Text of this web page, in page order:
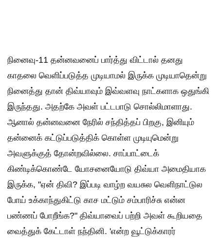
நினைவு-11 தன்னவனைப் பார்த்து விட்டால் தனது
காதலை வெளிப்படுத்த முடியாமல் இருக்க முடியாதென்று
நினைத்து தான் திவ்யாவும் இவ்வளவு நாட்களாக ஒதுங்கி
இருந்தது. அதற்கே அவள் பட்டபாடு சொல்லிமாளாது.
ஆனால் தன்னவனை நேரில் சந்தித்தப் பிறகு, இனியும்
தன்னைக் கட்டுப்படுத்திக் கொள்ள முடியுமென்று
அவளுக்குத் தோன்றவில்லை. சாப்பாட்டைக்
கிண்டிக்கொண்டே யோசனையோடு திவ்யா அமைதியாக
இருக்க, "ஏன் திவி? இப்படி வாழ்ற வயசுல வெளிநாட்டுல
போய் உக்காந்துகிட்டு காச மட்டும் சம்பாரிச்சு என்ன
பண்ணப் போறீங்க?" திவ்யாவைப் பற்றி அவள் கூறியதை
வைத்துக் கேட்டாள் நந்தினி. 'என்ற வூட்டுக்காரர்